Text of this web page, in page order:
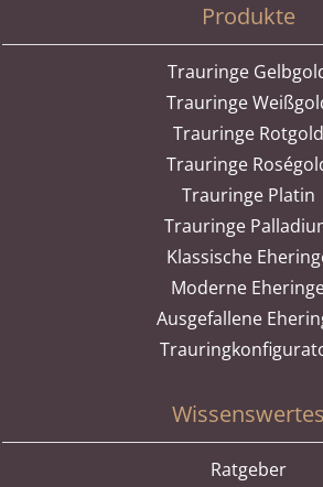
Produkte
Trauringe
Trauringe
Trauringe Rotgold
Trauringe
Trauringe Platin
Trauringe
Klassische
Moderne
Ausgefallene
Wissenswertes
Ratgeber